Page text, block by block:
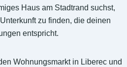
Haus am Stadtrand suchst,
zu finden, die deinen
entspricht.
Wohnungsmarkt in Liberec und